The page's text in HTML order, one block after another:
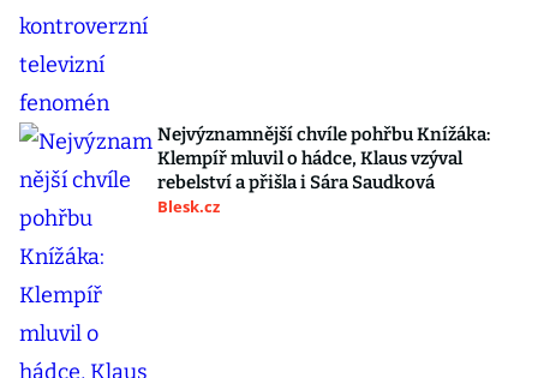
Nejvýznamnější chvíle pohřbu Knížáka:
Klempíř mluvil o hádce, Klaus vzýval
rebelství a přišla i Sára Saudková
Blesk.cz